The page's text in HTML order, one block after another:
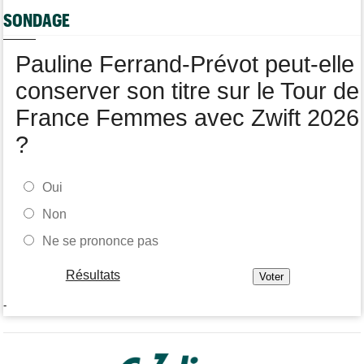
Kasia Niewiadoma fait coup double sur la 7e étape
Joao Almeida a abandonné après une nouvelle chute
SONDAGE
Pauline Ferrand-Prévot peut-elle
conserver son titre sur le Tour de
France Femmes avec Zwift 2026
?
Oui
Non
Ne se prononce pas
Résultats
-